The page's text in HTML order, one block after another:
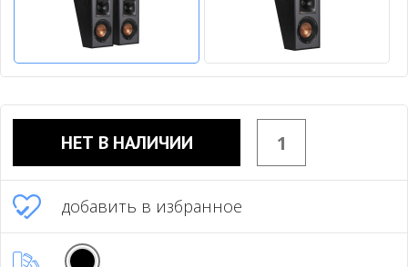
НЕТ В НАЛИЧИИ
добавить в избранное